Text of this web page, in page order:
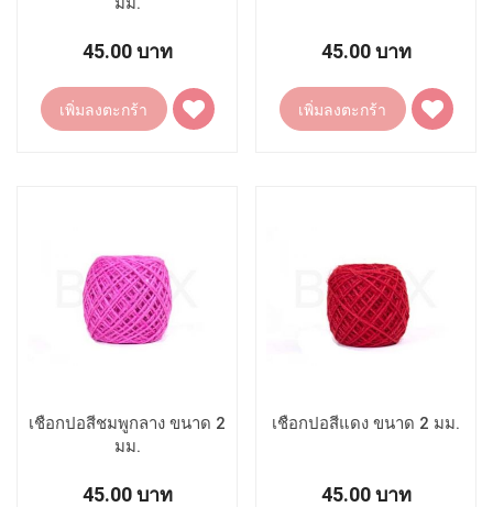
45.00 บาท
เพิ่มลงตะกร้า
เพิ่ม
ไป
45.00 บาท
เพิ่มลงตะกร้า
เพิ่ม
ไป
เชือกปอสีชมพูกลาง ขนาด 2
มม.
45.00 บาท
เชือกปอสีแดง ขนาด 2 มม.
45.00 บาท